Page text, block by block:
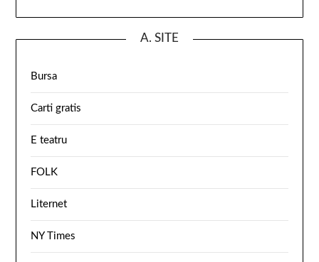
A. SITE
Bursa
Carti gratis
E teatru
FOLK
Liternet
NY Times